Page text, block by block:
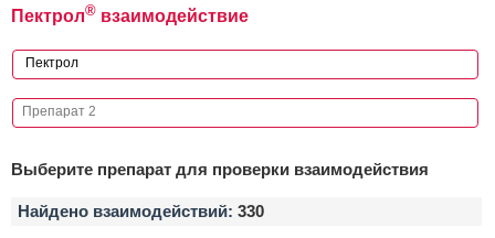
Пектрол® взаимодействие
Выберите препарат для проверки взаимодействия
Найдено взаимодействий: 330